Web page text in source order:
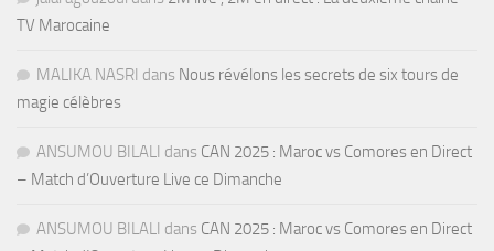
TV Marocaine
MALIKA NASRI dans Nous révélons les secrets de six tours de
magie célèbres
ANSUMOU BILALI dans CAN 2025 : Maroc vs Comores en Direct
– Match d’Ouverture Live ce Dimanche
ANSUMOU BILALI dans CAN 2025 : Maroc vs Comores en Direct